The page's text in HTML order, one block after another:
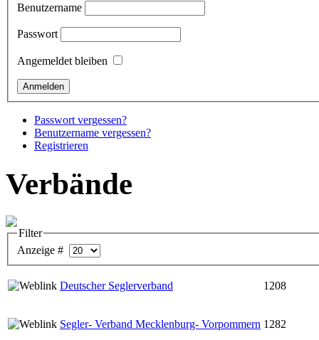
Benutzername
Passwort
Angemeldet bleiben
Passwort vergessen?
Benutzername vergessen?
Registrieren
Verbände
Filter
Anzeige #
Deutscher Seglerverband 1208
Segler- Verband Mecklenburg- Vorpommern 1282